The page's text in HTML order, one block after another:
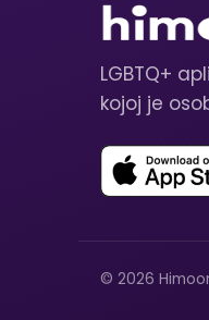
LGBTQ+
kojoj je
© 2026